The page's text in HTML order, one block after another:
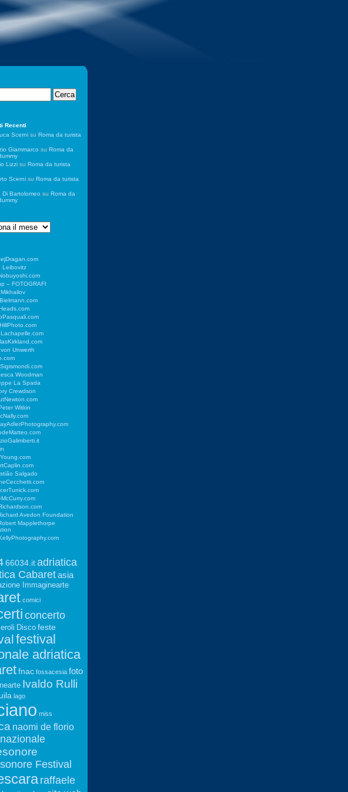
Recenti
Scernisu Roma da turista
Giammarco su Roma da
Lizzisu Roma da turista
Scernisu Roma da turista
Di Bartolomeo su Roma da
Leibovitz
– FOTOGRAFI
Unwerth
Woodman
La Spada
Crewdson
Witkin
Salgado
Avedon Foundation
Mapplethorpe
66034.it adriatica
Cabaret asia
Immaginearte
comici
concerto
Disco feste
festival
adriatica
fnac fossacesia foto
Ivaldo Rulli
lago
miss
naomi de florio
nazionale
Festival
raffaele